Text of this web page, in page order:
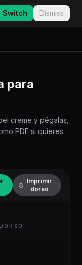
Switch Dismiss
para
creme y pégalas,
PDF si quieres
Imprimir
dorso
DORSO